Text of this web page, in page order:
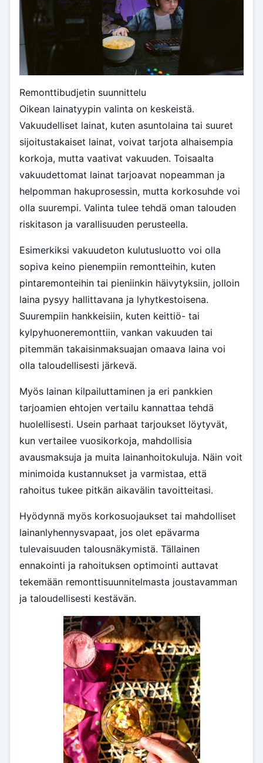
Remonttibudjetin suunnittelu
Oikean lainatyypin valinta on keskeistä.
Vakuudelliset lainat, kuten asuntolaina tai suuret
sijoitustakaiset lainat, voivat tarjota alhaisempia
korkoja, mutta vaativat vakuuden. Toisaalta
vakuudettomat lainat tarjoavat nopeamman ja
helpomman hakuprosessin, mutta korkosuhde voi
olla suurempi. Valinta tulee tehdä oman talouden
riskitason ja varallisuuden perusteella.
Esimerkiksi vakuudeton kulutusluotto voi olla
sopiva keino pienempiin remontteihin, kuten
pintaremonteihin tai pieniinkin häivytyksiin, jolloin
laina pysyy hallittavana ja lyhytkestoisena.
Suurempiin hankkeisiin, kuten keittiö- tai
kylpyhuoneremonttiin, vankan vakuuden tai
pitemmän takaisinmaksuajan omaava laina voi
olla taloudellisesti järkevä.
Myös lainan kilpailuttaminen ja eri pankkien
tarjoamien ehtojen vertailu kannattaa tehdä
huolellisesti. Usein parhaat tarjoukset löytyvät,
kun vertailee vuosikorkoja, mahdollisia
avausmaksuja ja muita lainanhoitokuluja. Näin voit
minimoida kustannukset ja varmistaa, että
rahoitus tukee pitkän aikavälin tavoitteitasi.
Hyödynnä myös korkosuojaukset tai mahdolliset
lainanlyhennysvapaat, jos olet epävarma
tulevaisuuden talousnäkymistä. Tällainen
ennakointi ja rahoituksen optimointi auttavat
tekemään remonttisuunnitelmasta joustavamman
ja taloudellisesti kestävän.